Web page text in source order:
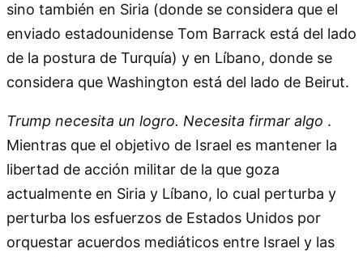
sino también en Siria (donde se considera que el
enviado estadounidense Tom Barrack está del lado
de la postura de Turquía) y en Líbano, donde se
considera que Washington está del lado de Beirut.
Trump necesita un logro. Necesita firmar algo .
Mientras que el objetivo de Israel es mantener la
libertad de acción militar de la que goza
actualmente en Siria y Líbano, lo cual perturba y
perturba los esfuerzos de Estados Unidos por
orquestar acuerdos mediáticos entre Israel y las